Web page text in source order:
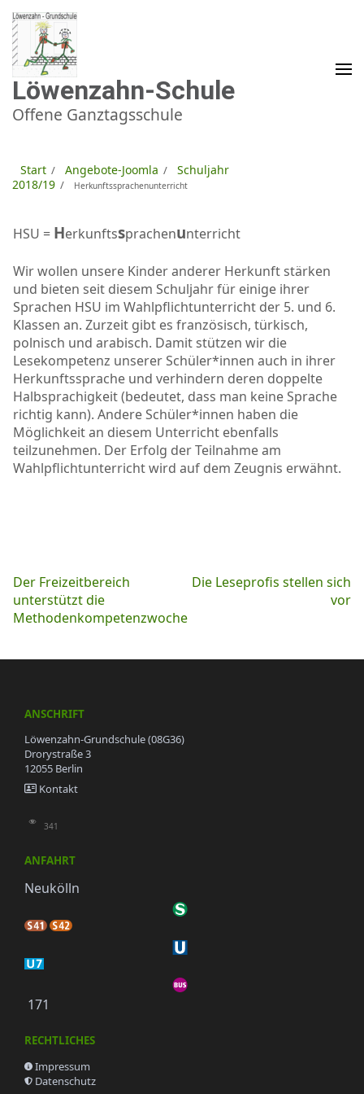
Zum
Inhalt
springen
(Enter
drücken)
Löwenzahn-Schule
Offene Ganztagsschule
Start / Angebote-Joomla /
Schuljahr
2018/19 / Herkunftssprachenunterricht
HSU = Herkunftssprachenunterricht
Wir wollen unsere Kinder anderer Herkunft stärken
und bieten seit diesem Schuljahr für einige ihrer
Sprachen HSU im Wahlpflichtunterricht der 5. und 6.
Klassen an. Zurzeit gibt es französisch, türkisch,
polnisch und arabisch. Damit stützen wir die
Lesekompetenz unserer Schüler*innen auch in ihrer
Herkunftssprache und verhindern deren doppelte
Halbsprachigkeit (bedeutet, dass man keine Sprache
richtig kann). Andere Schüler*innen haben die
Möglichkeit an diesem Unterricht ebenfalls
teilzunehmen. Der Erfolg der Teilnahme am
Wahlpflichtunterricht wird auf dem Zeugnis erwähnt.
Beitragsnavigation
Der Freizeitbereich
unterstützt die
Methodenkompetenzwoche
Die Leseprofis stellen sich
vor
ANSCHRIFT
Löwenzahn-Grundschule (08G36)
Drorystraße 3
12055 Berlin
Kontakt
341
ANFAHRT
Neukölln
171
RECHTLICHES
Impressum
Datenschutz